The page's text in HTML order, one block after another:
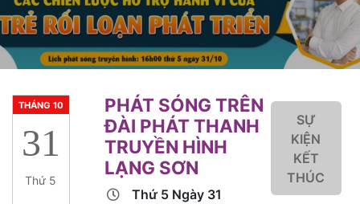
THÁNG 10
31
Thứ 5
PHÁT SÓNG TRÊN
ĐÀI PHÁT THANH
TRUYỀN HÌNH
LẠNG SƠN
Thứ 5 Ngày 31
SỰ
KIỆN
KẾT
THÚC